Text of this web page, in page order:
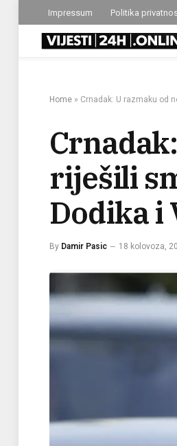
Impressum Politika
Home » Crnadak: U razmaku od
riješili
Dodika i
By Damir Pasic 18 kolovoza,